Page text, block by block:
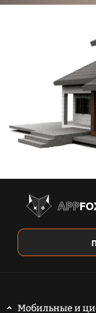
Мобильные и